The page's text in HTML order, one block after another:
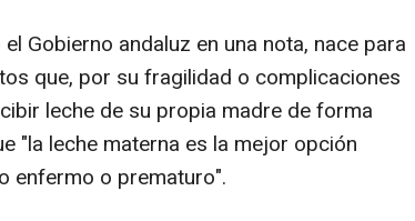
Gobierno andaluz en una nota, nace para
que, por su fragilidad o complicaciones
leche de su propia madre de forma
"la leche materna es la mejor opción
enfermo o prematuro".